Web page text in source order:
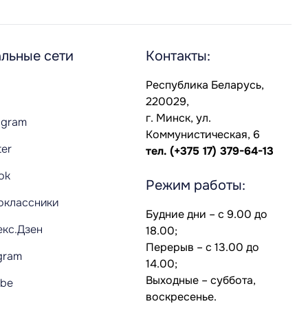
сети Контакты:
Республика Беларусь,
220029,
г. Минск, ул.
Коммунистическая, 6
тел. (+375 17) 379-64-13
Режим работы:
Будние дни – с 9.00 до
18.00;
Перерыв – с 13.00 до
14.00;
Выходные – суббота,
воскресенье.